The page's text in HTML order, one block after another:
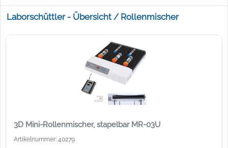
Laborschüttler - Übersicht / Rollenmischer
3D Mini-Rollenmischer, stapelbar MR-03U
Artikelnummer: 40279